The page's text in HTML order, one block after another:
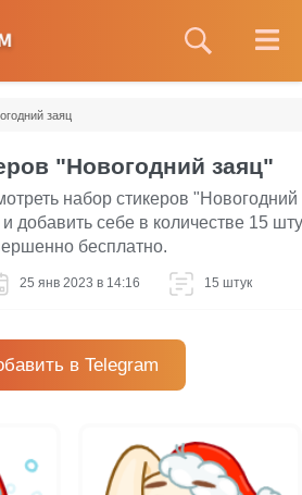
заяц
"Новогодний заяц"
набор стикеров "Новогодний
добавить себе в количестве 15
бесплатно.
25 янв 2023 в 14:16 15 штук
в Telegram